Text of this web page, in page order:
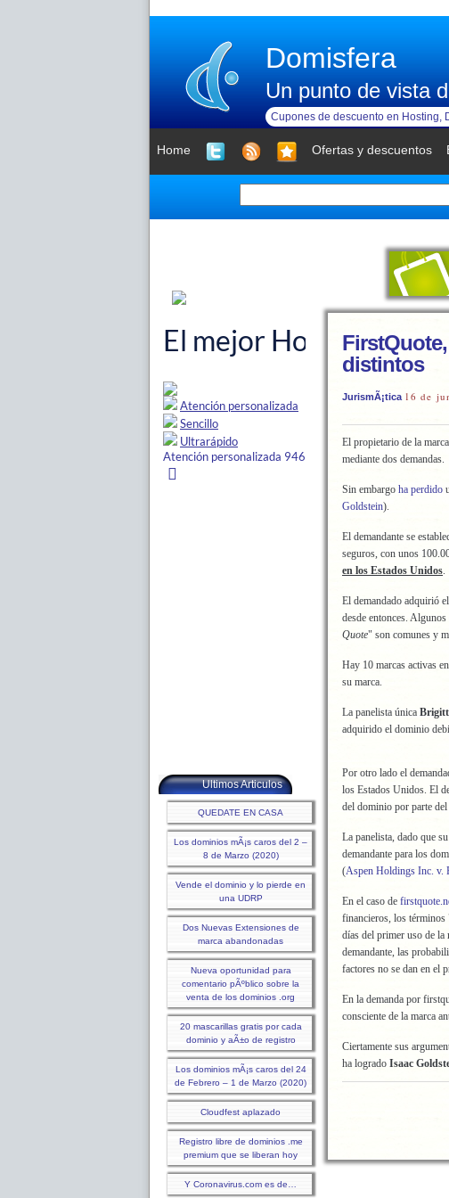
Domisfera
Un punto de vista
Cupones de descuento en Hosting,
Home Ofertas y descuentos
Ultimos Articulos
QUEDATE EN CASA
Los dominios mÃ¡s caros del 2 –
8 de Marzo (2020)
Vende el dominio y lo pierde en
una UDRP
Dos Nuevas Extensiones de
marca abandonadas
Nueva oportunidad para
comentario pÃºblico sobre la
venta de los dominios .org
20 mascarillas gratis por cada
dominio y aÃ±o de registro
Los dominios mÃ¡s caros del 24
de Febrero – 1 de Marzo (2020)
Cloudfest aplazado
Registro libre de dominios .me
premium que se liberan hoy
Y Coronavirus.com es de…
distintos
JurismÃ¡tica 16 de
El propietario de la
mediante dos demandas.
Sin embargo ha perdido
Goldstein).
El demandante se
seguros, con unos
en los Estados Unidos.
El demandado adquirió
desde entonces.
Quote" son comunes y
Hay 10 marcas activas
su marca.
La panelista única
adquirido el dominio
Por otro lado el
los Estados Unidos. El
del dominio por parte del
La panelista, dado que
demandante para los
(Aspen Holdings Inc. v.
En el caso de
financieros, los términos
días del primer uso de la
demandante, las
factores no se dan en el
En la demanda por
consciente de la marca
Ciertamente sus
ha logrado Isaac